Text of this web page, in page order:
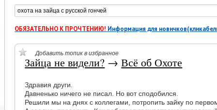
ОБЯЗАТЕЛЬНО К ПРОЧТЕНИЮ! Информация для
Добавить топик в избранное
Зайца не видели? →Всё об Охоте
Здравия други.
Давненько ничего не писал. Но вот сподобился.
Решили мы на днях с коллегами, потропить зайку по